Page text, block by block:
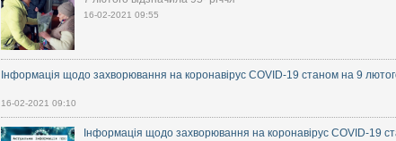
16-02-2021 09:55
Інформація щодо захворювання на коронавірус COVID-19 станом на 9
16-02-2021 09:10
Інформація щодо захворювання на коронавірус COVID-19